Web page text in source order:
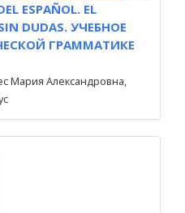
ESPAÑOL. EL
DUDAS. УЧЕБНОЕ
ГРАММАТИКЕ
Мария Александровна,